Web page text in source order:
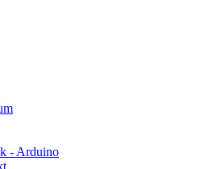
- Arduino